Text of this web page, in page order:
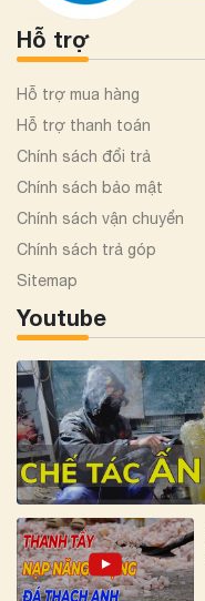
Hỗ trợ
Hỗ trợ mua hàng
Hỗ trợ thanh toán
Chính sách đổi trả
Chính sách bảo mật
Chính sách vận chuyển
Chính sách trả góp
Sitemap
Youtube